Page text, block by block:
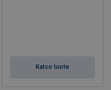
Katso tuote